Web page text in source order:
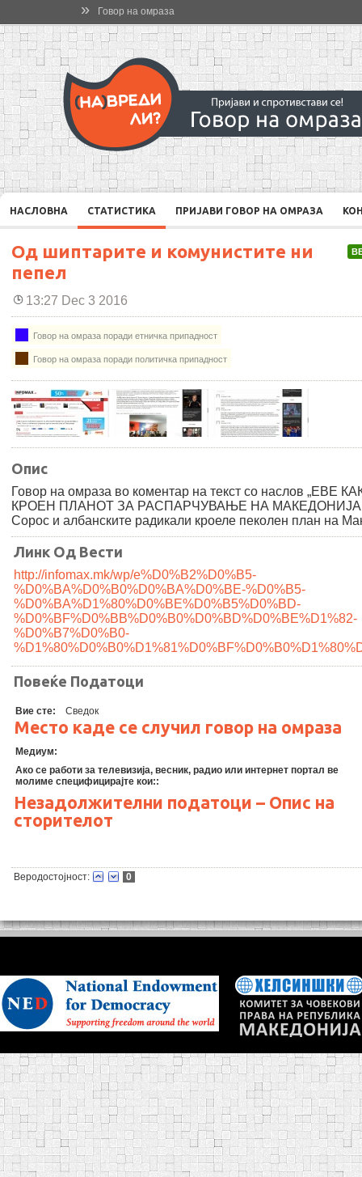
» Говор на омраза
НАСЛОВНА СТАТИСТИКА ПРИЈАВИ ГОВОР НА ОМРАЗА
Од шиптарите и комунистите ни
пепел
13:27 Dec 3 2016
Говор на омраза поради етничка припадност
Говор на омраза поради политичка припадност
Опис
Говор на омраза во коментар на текст со наслов „EВЕ
КРОЕН ПЛАНОТ ЗА РАСПАРЧУВАЊЕ НА МАКЕДОНИЈА:
Сорос и албанските радикали кроеле пеколен план на
Линк Од Вести
http://infomax.mk/wp/e%D0%B2%D0%B5-
%D0%BA%D0%B0%D0%BA%D0%BE-%D0%B5-
%D0%BA%D1%80%D0%BE%D0%B5%D0%BD-
%D0%BF%D0%BB%D0%B0%D0%BD%D0%BE%D1%82-
%D0%B7%D0%B0-
Повеќе Податоци
Вие сте: Сведок
Место каде се случил говор на омраза
Медиум:
Ако се работи за телевизија, весник, радио или интернет портал ве
молиме специфицирајте кои::
Незадолжителни податоци – Опис на
сторителот
Веродостојност: 0